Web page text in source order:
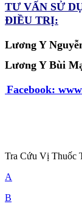
TƯ VẤN SỬ
ĐIỀU TRỊ:
Lương Y
Lương Y Bùi
Facebook:
Tra Cứu Vị Thuốc
A
B